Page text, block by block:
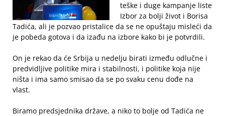
teške i duge kampanje liste
Izbor za bolji život i Borisa
Tadića, ali je pozvao pristalice da se ne opuštaju misleći da
je pobeda gotova i da izađu na izbore kako bi je potvrdili.
On je rekao da će Srbija u nedelju birati između odlučne i
predvidljive politike mira i stabilnosti, i politike koja nije
ništa i ima samo smisao da se po svaku cenu dođe na
vlast.
Biramo predsjednika države, a niko to bolje od Tadića ne